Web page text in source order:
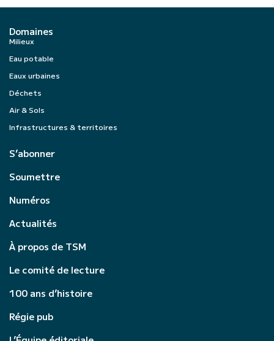
Domaines
Milieux
Eau potable
Eaux urbaines
Déchets
Air & Sols
Infrastructures & territoires
S’abonner
Soumettre
Numéros
Actualités
À propos de TSM
Le comité de lecture
100 ans d’histoire
Régie pub